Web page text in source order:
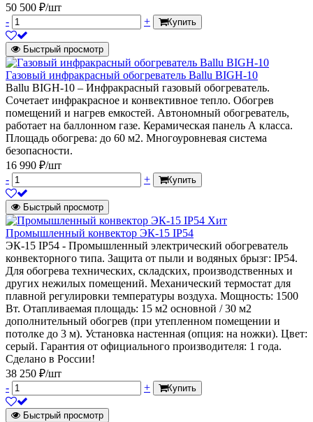
50 500 ₽/шт
-
+ Купить
Быстрый просмотр
Газовый инфракрасный обогреватель Ballu BIGH-10
Ballu BIGH-10 – Инфракрасный газовый обогреватель.
Сочетает инфракрасное и конвективное тепло. Обогрев
помещений и нагрев емкостей. Автономный обогреватель,
работает на баллонном газе. Керамическая панель А класса.
Площадь обогрева: до 60 м2. Многоуровневая система
безопасности.
16 990 ₽/шт
-
+ Купить
Быстрый просмотр
Хит
Промышленный конвектор ЭК-15 IP54
ЭК-15 IP54 - Промышленный электрический обогреватель
конвекторного типа. Защита от пыли и водяных брызг: IP54.
Для обогрева технических, складских, производственных и
других нежилых помещений. Механический термостат для
плавной регулировки температуры воздуха. Мощность: 1500
Вт. Отапливаемая площадь: 15 м2 основной / 30 м2
дополнительный обогрев (при утепленном помещении и
потолке до 3 м). Установка настенная (опция: на ножки). Цвет:
серый. Гарантия от официального производителя: 1 года.
Сделано в России!
38 250 ₽/шт
-
+ Купить
Быстрый просмотр